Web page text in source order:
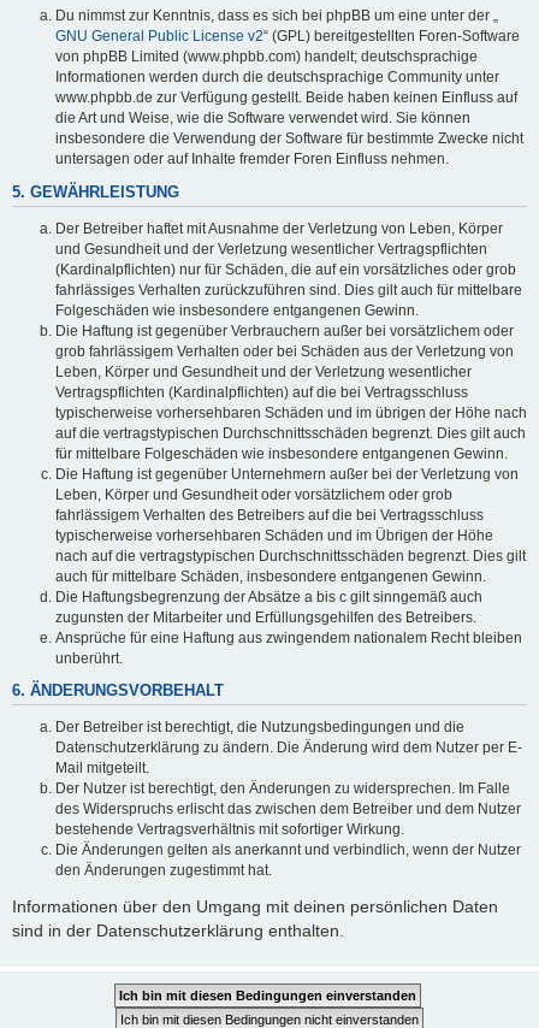
Du nimmst zur Kenntnis, dass es sich bei phpBB um eine unter der „
GNU General Public License v2“ (GPL) bereitgestellten Foren-Software
von phpBB Limited (www.phpbb.com) handelt; deutschsprachige
Informationen werden durch die deutschsprachige Community unter
www.phpbb.de zur Verfügung gestellt. Beide haben keinen Einfluss auf
die Art und Weise, wie die Software verwendet wird. Sie können
insbesondere die Verwendung der Software für bestimmte Zwecke nicht
untersagen oder auf Inhalte fremder Foren Einfluss nehmen.
5. GEWÄHRLEISTUNG
Der Betreiber haftet mit Ausnahme der Verletzung von Leben, Körper
und Gesundheit und der Verletzung wesentlicher Vertragspflichten
(Kardinalpflichten) nur für Schäden, die auf ein vorsätzliches oder grob
fahrlässiges Verhalten zurückzuführen sind. Dies gilt auch für mittelbare
Folgeschäden wie insbesondere entgangenen Gewinn.
Die Haftung ist gegenüber Verbrauchern außer bei vorsätzlichem oder
grob fahrlässigem Verhalten oder bei Schäden aus der Verletzung von
Leben, Körper und Gesundheit und der Verletzung wesentlicher
Vertragspflichten (Kardinalpflichten) auf die bei Vertragsschluss
typischerweise vorhersehbaren Schäden und im übrigen der Höhe nach
auf die vertragstypischen Durchschnittsschäden begrenzt. Dies gilt auch
für mittelbare Folgeschäden wie insbesondere entgangenen Gewinn.
Die Haftung ist gegenüber Unternehmern außer bei der Verletzung von
Leben, Körper und Gesundheit oder vorsätzlichem oder grob
fahrlässigem Verhalten des Betreibers auf die bei Vertragsschluss
typischerweise vorhersehbaren Schäden und im Übrigen der Höhe
nach auf die vertragstypischen Durchschnittsschäden begrenzt. Dies gilt
auch für mittelbare Schäden, insbesondere entgangenen Gewinn.
Die Haftungsbegrenzung der Absätze a bis c gilt sinngemäß auch
zugunsten der Mitarbeiter und Erfüllungsgehilfen des Betreibers.
Ansprüche für eine Haftung aus zwingendem nationalem Recht bleiben
unberührt.
6. ÄNDERUNGSVORBEHALT
Der Betreiber ist berechtigt, die Nutzungsbedingungen und die
Datenschutzerklärung zu ändern. Die Änderung wird dem Nutzer per E-
Mail mitgeteilt.
Der Nutzer ist berechtigt, den Änderungen zu widersprechen. Im Falle
des Widerspruchs erlischt das zwischen dem Betreiber und dem Nutzer
bestehende Vertragsverhältnis mit sofortiger Wirkung.
Die Änderungen gelten als anerkannt und verbindlich, wenn der Nutzer
den Änderungen zugestimmt hat.
Informationen über den Umgang mit deinen persönlichen Daten
sind in der Datenschutzerklärung enthalten.